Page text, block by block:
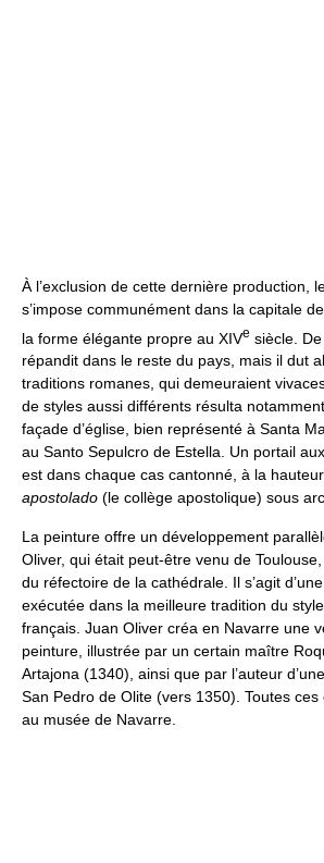
À l’exclusion de cette dernière production,
s’impose communément dans la capitale
la forme élégante propre au XIVe siècle.
répandit dans le reste du pays, mais il dut
traditions romanes, qui demeuraient
de styles aussi différents résulta
façade d’église, bien représenté à Santa
au Santo Sepulcro de Estella. Un portail
est dans chaque cas cantonné, à la
apostolado (le collège apostolique) sous
La peinture offre un développement
Oliver, qui était peut-être venu de
du réfectoire de la cathédrale. Il s’agit
exécutée dans la meilleure tradition du
français. Juan Oliver créa en Navarre une
peinture, illustrée par un certain maître
Artajona (1340), ainsi que par l’auteur
San Pedro de Olite (vers 1350). Toutes
au musée de Navarre.